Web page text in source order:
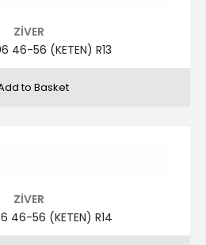
ZİVER
48-58-6 R1
ZİVER